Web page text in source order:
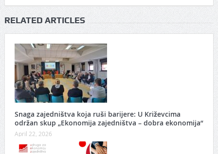
RELATED ARTICLES
Snaga zajedništva koja ruši barijere: U Križevcima
održan skup „Ekonomija zajedništva – dobra ekonomija“
April 22, 2026